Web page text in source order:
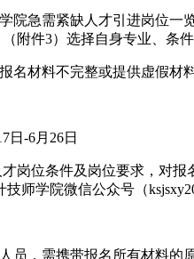
急需紧缺人才引进岗位一
附件3）选择自身专业、条
材料不完整或提供虚假材
-6月26日
位条件及岗位要求，对报
技师学院微信公众号（
，需携带报名所有材料的